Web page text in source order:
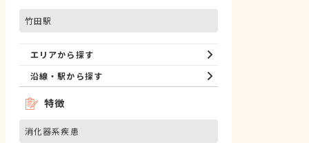
竹田駅
エリアから探す
沿線・駅から探す
特徴
消化器系疾患